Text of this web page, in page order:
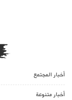
أخبار المجتمع
أخبار متنوعة